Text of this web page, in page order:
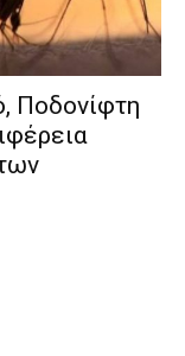
Ποδονίφτη